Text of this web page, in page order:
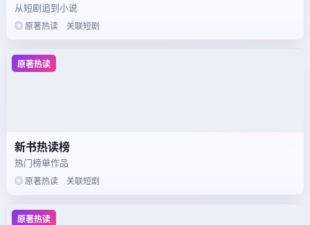
从短剧追到小说
◎ 原著热读 关联短剧
原著热读
新书热读榜
热门榜单作品
◎ 原著热读 关联短剧
原著热读